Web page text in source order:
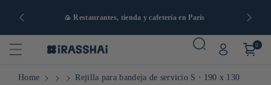
🍙 Restaurantes, tienda y cafetería en París
0
Home
Rejilla para bandeja de servicio S ⋅ 190 x 130